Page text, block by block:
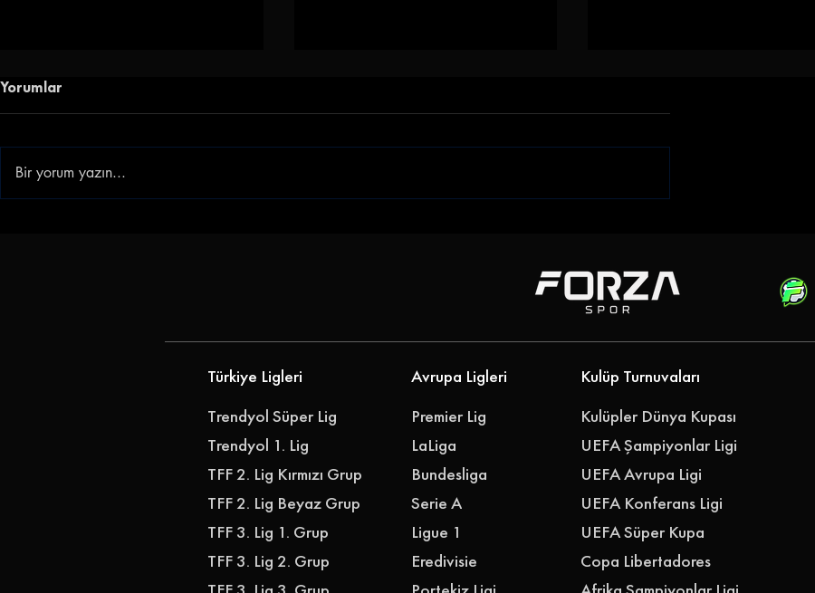
Yorumlar
Bir yorum yazın...
Türkiye Ligleri
Trendyol Süper Lig
Trendyol 1. Lig
TFF 2. Lig Kırmızı Grup
TFF 2. Lig Beyaz Grup
TFF 3. Lig 1. Grup
TFF 3. Lig 2. Grup
Avrupa Ligleri
Premier Lig
LaLiga
Bundesliga
Serie A
Ligue 1
Eredivisie
Kulüp Turnuvaları
Kulüpler Dünya Kupası
UEFA Şampiyonlar Ligi
UEFA Avrupa Ligi
UEFA Konferans Ligi
UEFA Süper Kupa
Copa Libertadores